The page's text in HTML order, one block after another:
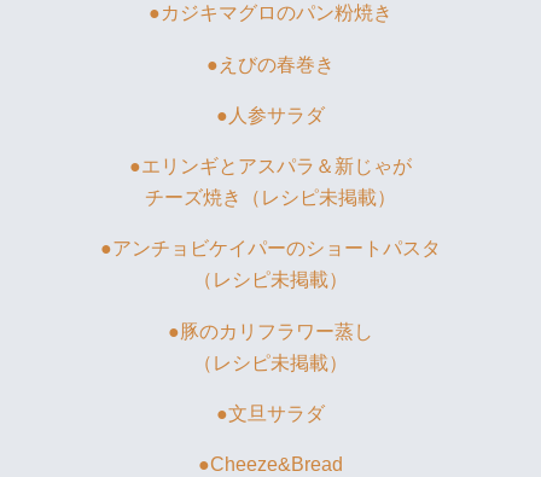
●カジキマグロのパン粉焼き
●えびの春巻き
●人参サラダ
●エリンギとアスパラ＆新じゃが
チーズ焼き（レシピ未掲載）
●アンチョビケイパーのショートパスタ
（レシピ未掲載）
●豚のカリフラワー蒸し
（レシピ未掲載）
●文旦サラダ
●Cheeze&Bread